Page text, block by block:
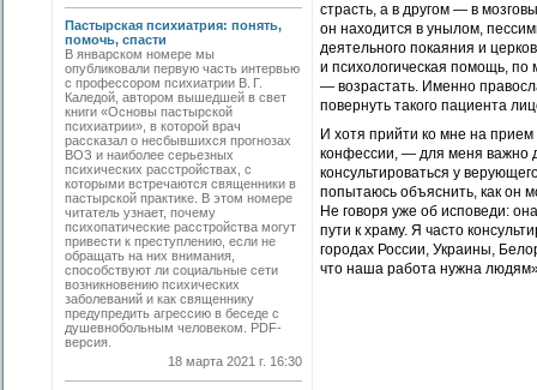
Пастырская психиатрия: понять,
помочь, спасти
В январском номере мы
опубликовали первую часть интервью
с профессором психиатрии В. Г.
Каледой, автором вышедшей в свет
книги «Основы пастырской
психиатрии», в которой врач
рассказал о несбывшихся прогнозах
ВОЗ и наиболее серьезных
психических расстройствах, с
которыми встречаются священники в
пастырской практике. В этом номере
читатель узнает, почему
психопатические расстройства могут
привести к преступлению, если не
обращать на них внимания,
способствуют ли социальные сети
возникновению психических
заболеваний и как священнику
предупредить агрессию в беседе с
душевнобольным человеком. PDF-
версия.
18 марта 2021 г. 16:30
страсть, а в другом — в
он находится в унылом,
деятельного покаяния и
и психологическая помощь,
— возрастать. Именно
повернуть такого пациента
И хотя прийти ко мне на
конфессии, — для меня важно
консультироваться у
попытаюсь объяснить, как он
Не говоря уже об исповеди:
пути к храму. Я часто
городах России, Украины,
что наша работа нужна